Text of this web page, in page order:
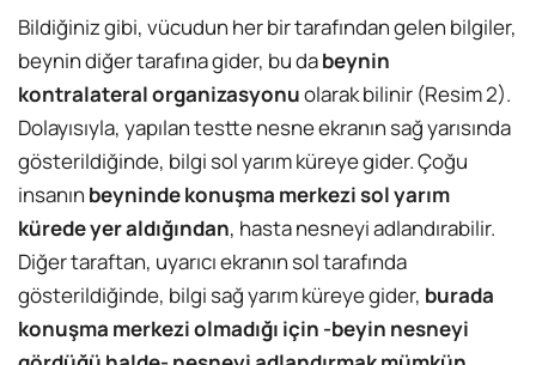
Bildiğiniz gibi, vücudun her bir tarafından gelen bilgiler,
beynin diğer tarafına gider, bu dabeynin
kontralateral organizasyonuolarak bilinir (Resim 2).
Dolayısıyla, yapılan testte nesne ekranın sağ yarısında
gösterildiğinde, bilgi sol yarım küreye gider. Çoğu
insanın beyninde konuşma merkezi sol yarım
kürede yer aldığından, hasta nesneyi adlandırabilir.
Diğer taraftan, uyarıcı ekranın sol tarafında
gösterildiğinde, bilgi sağ yarım küreye gider, burada
konuşma merkezi olmadığı için -beyin nesneyi